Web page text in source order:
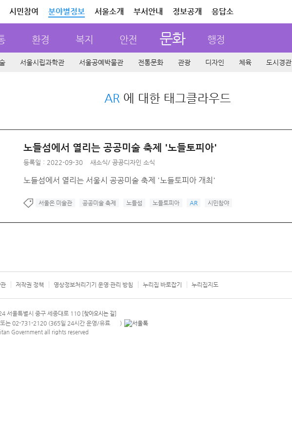
시민참여 분야별정보 서울소개 부서안내 정보공개 응답소
환경 복지 안전 문화 행정
서울시립과학관 서울공예박물관 전통문화 관광 디자인 체육 도시경관
AR 에 대한 태그클라우드
노들섬에서 열리는 공공미술 축제 '노들토피아'
등록일 : 2022-09-30 새소식/ 공공디자인 소식
노들섬에서 열리는 서울시 공공미술 축제 '노들토피아 개최'
서울은 미술관 공공미술 축제 노들섬 노들토피아 AR 시민참야
저작권 정책 영상정보처리기기 운영·관리 방침 누리집 바로잡기 누리집지도
재단
서울특별시 중구 세종대로 110 [찾아오시는 길]
는 02-731-2120 (365일 24시간 운영/유료 안내팝업 열기
)
Government all rights reserved